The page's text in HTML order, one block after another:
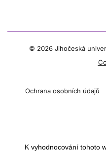
© 2026 Jihočeská
Ochrana osobních údajů
K vyhodnocování tohoto